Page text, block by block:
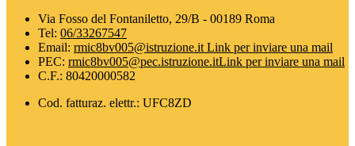
Via Fosso del Fontaniletto, 29/B - 00189 Roma
Tel: 06/33267547
Email: rmic8bv005@istruzione.itLink per inviare una mail
PEC: rmic8bv005@pec.istruzione.itLink per inviare una mail
C.F.: 80420000582
Cod. fatturaz. elettr.: UFC8ZD